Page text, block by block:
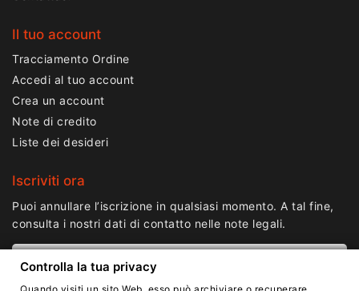
Il tuo account
Tracciamento Ordine
Accedi al tuo account
Crea un account
Note di credito
Liste dei desideri
Iscriviti ora
Puoi annullare l’iscrizione in qualsiasi momento. A tal fine,
consulta i nostri dati di contatto nelle note legali.
Controlla la tua privacy